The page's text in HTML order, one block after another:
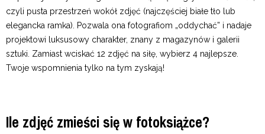
czyli pusta przestrzeń wokół zdjęć (najczęściej białe tło lub
elegancka ramka). Pozwala ona fotografiom „oddychać” i nadaje
projektowi luksusowy charakter, znany z magazynów i galerii
sztuki. Zamiast wciskać 12 zdjęć na siłę, wybierz 4 najlepsze.
Twoje wspomnienia tylko na tym zyskają!
Ile zdjęć zmieści się w fotoksiążce?